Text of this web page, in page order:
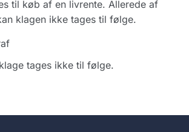
til køb af en livrente. Allerede af
klagen ikke tages til følge.
tages ikke til følge.